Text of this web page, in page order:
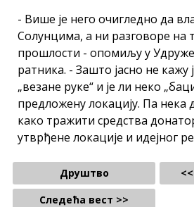
- Више је него очигледно да
Солунцима, а ни разговоре на
прошлости - опомиљу у
ратника. - Зашто јасно не кажу
„везане руке“ и је ли неко
предложену локацију. Па нека
како тражити средства
утврђене локације и идејног
Друштво
Следећа вест >>